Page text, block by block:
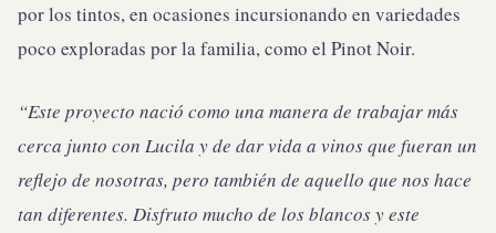
por los tintos, en ocasiones incursionando en variedades
poco exploradas por la familia, como el Pinot Noir.
“Este proyecto nació como una manera de trabajar más
cerca junto con Lucila y de dar vida a vinos que fueran un
reflejo de nosotras, pero también de aquello que nos hace
tan diferentes. Disfruto mucho de los blancos y este